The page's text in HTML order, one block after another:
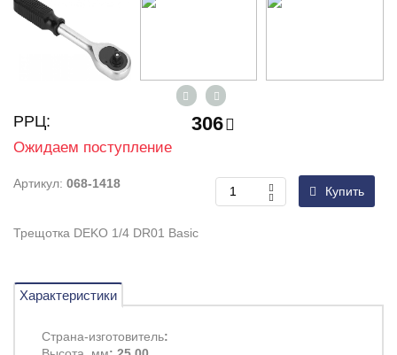
РРЦ: 306
Ожидаем поступление
Артикул: 068-1418
Купить
Трещотка DEKO 1/4 DR01 Basic
Характеристики
Страна-изготовитель: